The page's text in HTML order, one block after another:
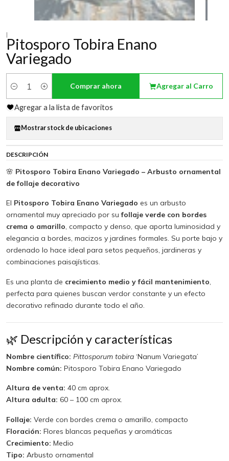
|
Pitosporo Tobira Enano
Variegado
Cantidad
Agregar al Carro
Comprar ahora
Agregar a la lista de favoritos
Mostrar stock de ubicaciones
DESCRIPCIÓN
🌸 Pitosporo Tobira Enano Variegado – Arbusto ornamental
de follaje decorativo
El Pitosporo Tobira Enano Variegado es un arbusto
ornamental muy apreciado por sufollaje verde con bordes
crema o amarillo, compacto y denso, que aporta luminosidad y
elegancia a bordes, macizos y jardines formales. Su porte bajo y
ordenado lo hace ideal para setos pequeños, jardineras y
combinaciones paisajísticas.
Es una planta de crecimiento medio y fácil mantenimiento,
perfecta para quienes buscan verdor constante y un efecto
decorativo refinado durante todo el año.
🌿 Descripción y características
Nombre científico: Pittosporum tobira‘Nanum Variegata’
Nombre común: Pitosporo Tobira Enano Variegado
Altura de venta: 40 cm aprox.
Altura adulta: 60 – 100 cm aprox.
Follaje: Verde con bordes crema o amarillo, compacto
Floración: Flores blancas pequeñas y aromáticas
Crecimiento: Medio
Tipo: Arbusto ornamental